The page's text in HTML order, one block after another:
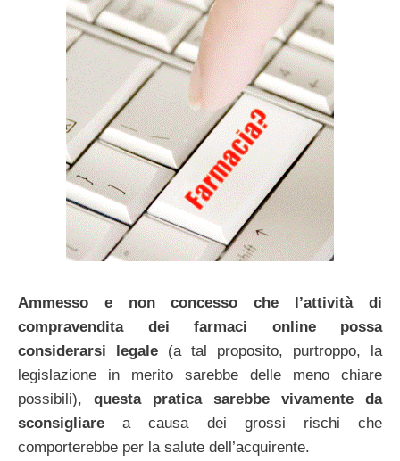
Ammesso e non concesso che l’attività di
compravendita dei farmaci online possa
considerarsi legale (a tal proposito, purtroppo, la
legislazione in merito sarebbe delle meno chiare
possibili), questa pratica sarebbe vivamente da
sconsigliare a causa dei grossi rischi che
comporterebbe per la salute dell’acquirente.